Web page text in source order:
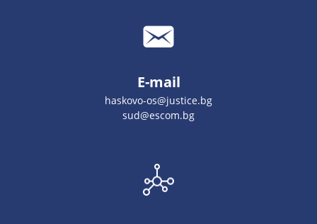
E-mail
haskovo-os@justice.bg
sud@escom.bg